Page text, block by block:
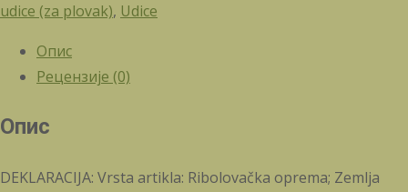
udice (za plovak), Udice
Опис
Рецензије (0)
Опис
DEKLARACIJA: Vrsta artikla: Ribolovačka oprema; Zemlja